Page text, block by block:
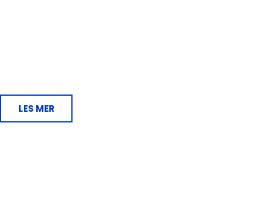
noe som betyr at du kan koble
diskanter til forsterkeren! Har du bygget en gal
biltreffene? Mulighetene er nesten uendelige.
LES MER